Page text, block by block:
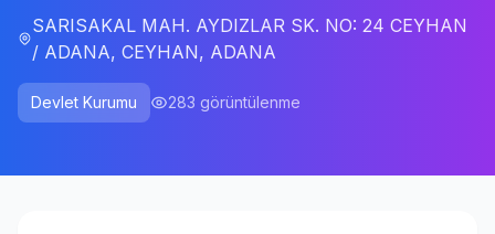
Blog
Hakkımızda
SARISAKAL MAH. AYDIZLAR SK. NO: 24 CEYHAN
/ ADANA, CEYHAN, ADANA
Devlet Kurumu 283 görüntülenme